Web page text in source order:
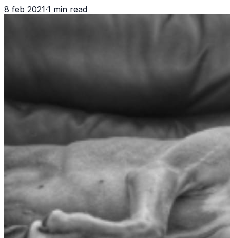
sus casas. Sin
8 feb 2021·1 min read